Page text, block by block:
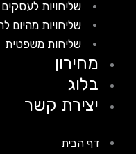
שליחויות לעסקים
שליחויות מהיום להיום
שליחות משפטית
מחירון
בלוג
יצירת קשר
דף הבית